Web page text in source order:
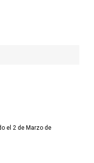
el 2 de Marzo de